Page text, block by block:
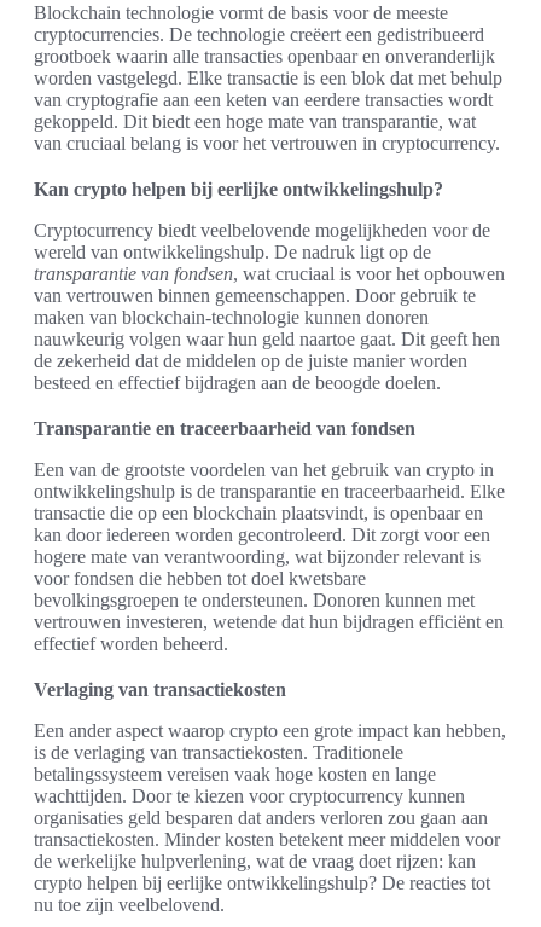
Blockchain technologie vormt de basis voor de meeste
cryptocurrencies. De technologie creëert een gedistribueerd
grootboek waarin alle transacties openbaar en onveranderlijk
worden vastgelegd. Elke transactie is een blok dat met behulp
van cryptografie aan een keten van eerdere transacties wordt
gekoppeld. Dit biedt een hoge mate van transparantie, wat
van cruciaal belang is voor het vertrouwen in cryptocurrency.
Kan crypto helpen bij eerlijke ontwikkelingshulp?
Cryptocurrency biedt veelbelovende mogelijkheden voor de
wereld van ontwikkelingshulp. De nadruk ligt op de
transparantie van fondsen, wat cruciaal is voor het opbouwen
van vertrouwen binnen gemeenschappen. Door gebruik te
maken van blockchain-technologie kunnen donoren
nauwkeurig volgen waar hun geld naartoe gaat. Dit geeft hen
de zekerheid dat de middelen op de juiste manier worden
besteed en effectief bijdragen aan de beoogde doelen.
Transparantie en traceerbaarheid van fondsen
Een van de grootste voordelen van het gebruik van crypto in
ontwikkelingshulp is de transparantie en traceerbaarheid. Elke
transactie die op een blockchain plaatsvindt, is openbaar en
kan door iedereen worden gecontroleerd. Dit zorgt voor een
hogere mate van verantwoording, wat bijzonder relevant is
voor fondsen die hebben tot doel kwetsbare
bevolkingsgroepen te ondersteunen. Donoren kunnen met
vertrouwen investeren, wetende dat hun bijdragen efficiënt en
effectief worden beheerd.
Verlaging van transactiekosten
Een ander aspect waarop crypto een grote impact kan hebben,
is de verlaging van transactiekosten. Traditionele
betalingssysteem vereisen vaak hoge kosten en lange
wachttijden. Door te kiezen voor cryptocurrency kunnen
organisaties geld besparen dat anders verloren zou gaan aan
transactiekosten. Minder kosten betekent meer middelen voor
de werkelijke hulpverlening, wat de vraag doet rijzen: kan
crypto helpen bij eerlijke ontwikkelingshulp? De reacties tot
nu toe zijn veelbelovend.